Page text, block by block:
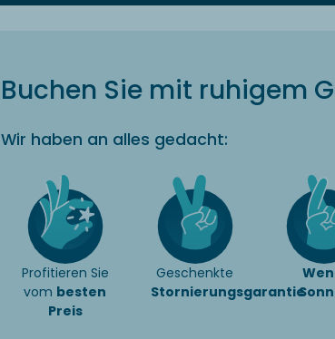
Buchen Sie mit ruhigem
Wir haben an alles gedacht:
Profitieren Sie
vom besten
Preis
Geschenkte
Stornierungsgarantie